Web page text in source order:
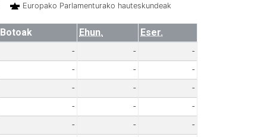
Europako Parlamenturako hauteskundeak
Botoak Ehun.
Eser.
- -
-
- -
-
- -
-
- -
-
- -
-